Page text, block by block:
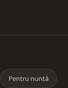
Pentru nuntă